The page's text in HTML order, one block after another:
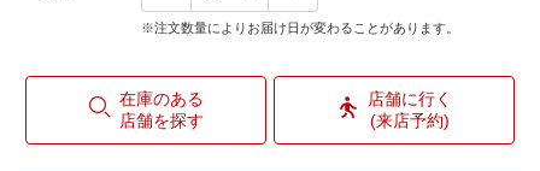
※注文数量によりお届け日が変わることがあります。
在庫のある
店舗を探す
店舗に行く
(来店予約)